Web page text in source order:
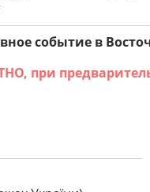
событие в
при